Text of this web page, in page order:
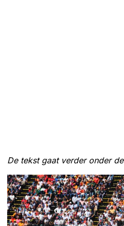
De tekst gaat verder onder